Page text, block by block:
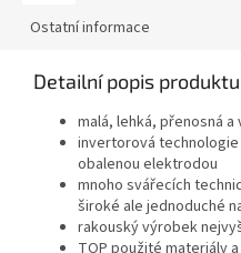
Ostatní informace
Detailní popis produktu
malá, lehká, přenosná
invertorová technologie
obalenou elektrodou
mnoho svářecích
široké ale jednoduché
rakouský výrobek
TOP použité materiály